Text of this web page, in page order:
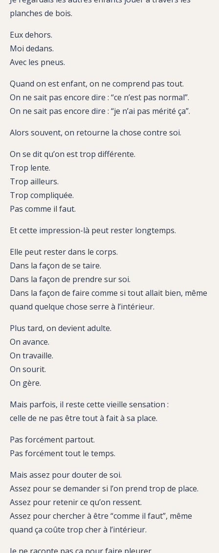
planches de bois.
Eux dehors.
Moi dedans.
Avec les pneus.
Quand on est enfant, on ne comprend pas tout.
On ne sait pas encore dire : “ce n’est pas normal”.
On ne sait pas encore dire : “je n’ai pas mérité ça”.
Alors souvent, on retourne la chose contre soi.
On se dit qu’on est trop différente.
Trop lente.
Trop ailleurs.
Trop compliquée.
Pas comme il faut.
Et cette impression-là peut rester longtemps.
Elle peut rester dans le corps.
Dans la façon de se taire.
Dans la façon de prendre sur soi.
Dans la façon de faire comme si tout allait bien, même
quand quelque chose serre à l’intérieur.
Plus tard, on devient adulte.
On avance.
On travaille.
On sourit.
On gère.
Mais parfois, il reste cette vieille sensation :
celle de ne pas être tout à fait à sa place.
Pas forcément partout.
Pas forcément tout le temps.
Mais assez pour douter de soi.
Assez pour se demander si l’on prend trop de place.
Assez pour retenir ce qu’on ressent.
Assez pour chercher à être “comme il faut”, même
quand ça coûte trop cher à l’intérieur.